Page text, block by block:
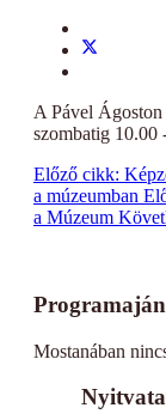
A Pável
szombatig 10.00
Előző cikk:
a múzeumban
a Múzeum
Mostanában